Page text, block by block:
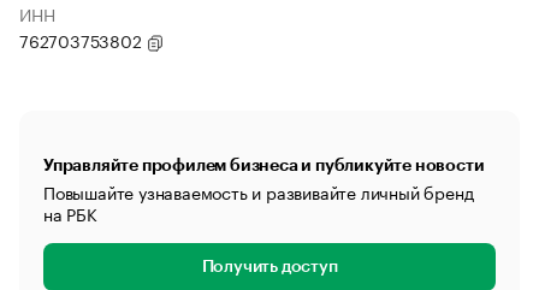
ИНН
762703753802
Управляйте профилем бизнеса и публикуйте новости
Повышайте узнаваемость и развивайте личный бренд
на РБК
Получить доступ